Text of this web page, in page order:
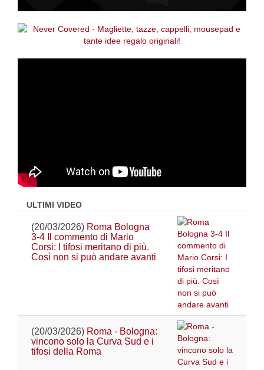
ULTIMI VIDEO
(20/03/2026) Roma Bologna
3-4 Il commento di Mario
Corsi: I tifosi meritano di più.
Così non si può andare avanti
(20/03/2026) Roma - Bologna:
vincono solo la Curva Sud e i
tifosi della Roma